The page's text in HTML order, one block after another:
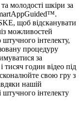
молодості шкіри за
щоб відсканувати
можливостей
інтелекту,
процедуру
за
годин відео під
свою гру з
нашій
штучного інтелекту